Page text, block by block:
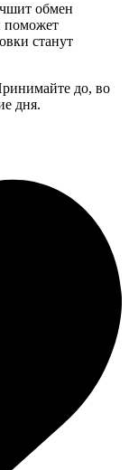
обмен
поможет
станут
до, во
дня.